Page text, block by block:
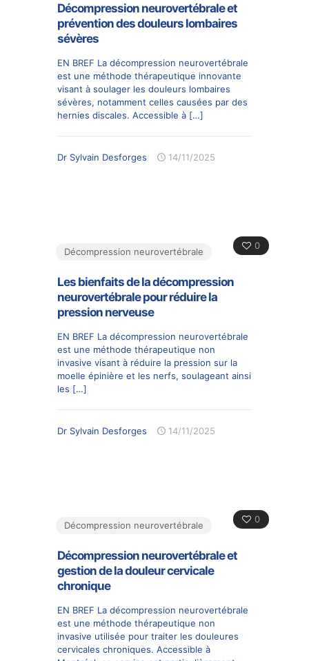
Décompression neurovertébrale et
prévention des douleurs lombaires
sévères
EN BREF La décompression neurovertébrale
est une méthode thérapeutique innovante
visant à soulager les douleurs lombaires
sévères, notamment celles causées par des
hernies discales. Accessible à […]
Dr Sylvain Desforges 14/11/2025
0
Décompression neurovertébrale
Les bienfaits de la décompression
neurovertébrale pour réduire la
pression nerveuse
EN BREF La décompression neurovertébrale
est une méthode thérapeutique non
invasive visant à réduire la pression sur la
moelle épinière et les nerfs, soulageant ainsi
les […]
Dr Sylvain Desforges 14/11/2025
0
Décompression neurovertébrale
Décompression neurovertébrale et
gestion de la douleur cervicale
chronique
EN BREF La décompression neurovertébrale
est une méthode thérapeutique non
invasive utilisée pour traiter les douleures
cervicales chroniques. Accessible à